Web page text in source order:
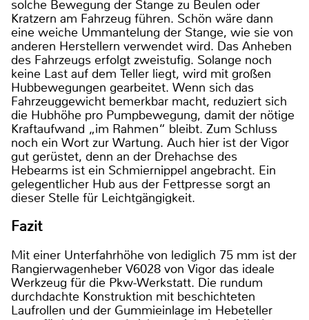
solche Bewegung der Stange zu Beulen oder
Kratzern am Fahrzeug führen. Schön wäre dann
eine weiche Ummantelung der Stange, wie sie von
anderen Herstellern verwendet wird. Das Anheben
des Fahrzeugs erfolgt zweistufig. Solange noch
keine Last auf dem Teller liegt, wird mit großen
Hubbewegungen gearbeitet. Wenn sich das
Fahrzeuggewicht bemerkbar macht, reduziert sich
die Hubhöhe pro Pumpbewegung, damit der nötige
Kraftaufwand „im Rahmen“ bleibt. Zum Schluss
noch ein Wort zur Wartung. Auch hier ist der Vigor
gut gerüstet, denn an der Drehachse des
Hebearms ist ein Schmiernippel angebracht. Ein
gelegentlicher Hub aus der Fettpresse sorgt an
dieser Stelle für Leichtgängigkeit.
Fazit
Mit einer Unterfahrhöhe von lediglich 75 mm ist der
Rangierwagenheber V6028 von Vigor das ideale
Werkzeug für die Pkw-Werkstatt. Die rundum
durchdachte Konstruktion mit beschichteten
Laufrollen und der Gummieinlage im Hebeteller